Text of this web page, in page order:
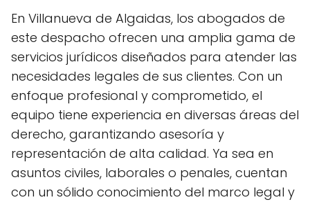
En Villanueva de Algaidas, los abogados de
este despacho ofrecen una amplia gama de
servicios jurídicos diseñados para atender las
necesidades legales de sus clientes. Con un
enfoque profesional y comprometido, el
equipo tiene experiencia en diversas áreas del
derecho, garantizando asesoría y
representación de alta calidad. Ya sea en
asuntos civiles, laborales o penales, cuentan
con un sólido conocimiento del marco legal y